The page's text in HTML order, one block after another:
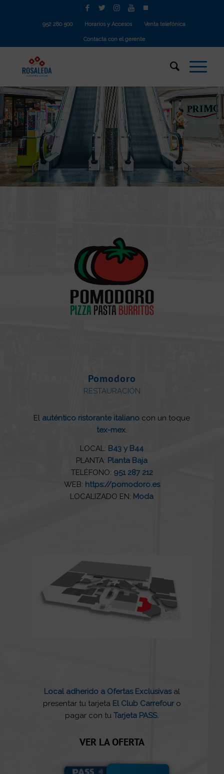
952 280 500 Horarios y Accesos Venta telefónica
Contacta con el gerente
Pomodoro
RESTAURACIÓN
El auténtico ristorante italiano con un toque
tex-mex.
LOCAL: B43 y B44
PLANTA: Planta Baja
TELÉFONO: 951 287 212
WEB: https://pomodoro.es
LOCALIZADO EN: Moda
Local adherido a Ofertas Exclusivasal
presentar tu tarjeta El Club Carrefouro
pagar con tuTarjeta PASS.
VER LA OFERTA